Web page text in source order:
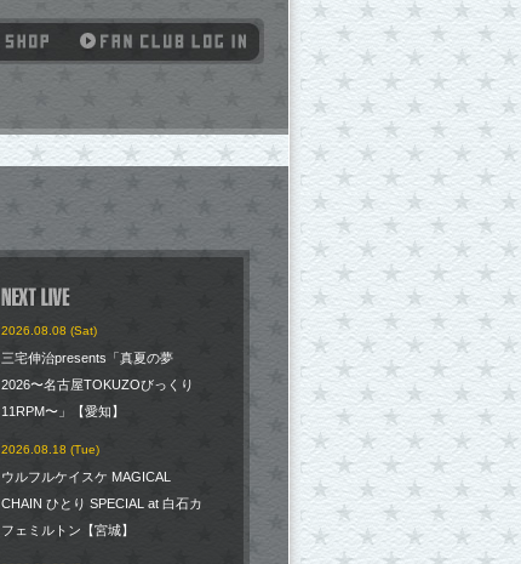
2026.08.08 (Sat)
三宅伸治presents「真夏の夢
2026〜名古屋TOKUZOびっくり
11RPM〜」【愛知】
2026.08.18 (Tue)
ウルフルケイスケ MAGICAL
CHAIN ひとり SPECIAL at 白石カ
フェミルトン【宮城】